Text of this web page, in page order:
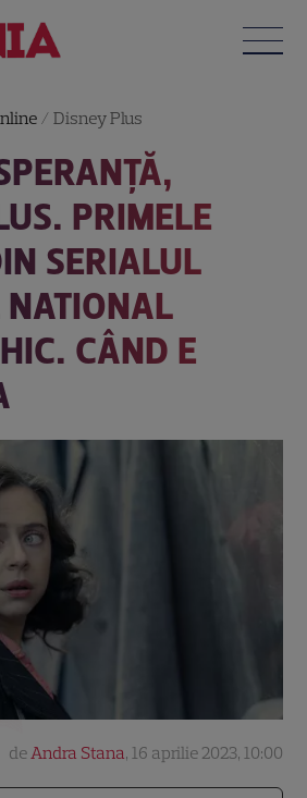
/Disney Plus
PRIMELE
SERIALUL
CÂND E
deAndra Stana, 16 aprilie 2023, 10:00